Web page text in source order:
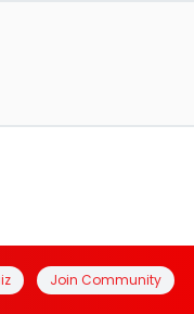
Join Community